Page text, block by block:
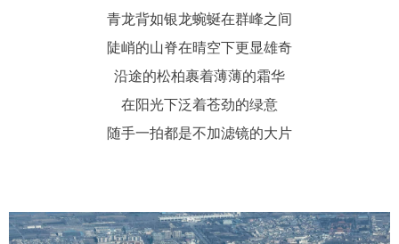
青龙背如银龙蜿蜒在群峰之间
陡峭的山脊在晴空下更显雄奇
沿途的松柏裹着薄薄的霜华
在阳光下泛着苍劲的绿意
随手一拍都是不加滤镜的大片